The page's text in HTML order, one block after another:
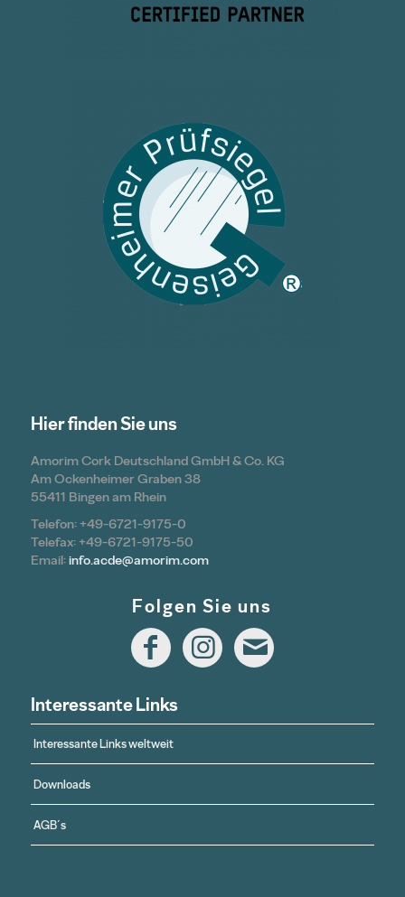
Hier finden Sie uns
Amorim Cork Deutschland GmbH & Co. KG
Am Ockenheimer Graben 38
55411 Bingen am Rhein
Telefon: +49-6721-9175-0
Telefax: +49-6721-9175-50
Email:info.acde@amorim.com
Folgen Sie uns
Interessante Links
Interessante Links weltweit
Downloads
AGB´s